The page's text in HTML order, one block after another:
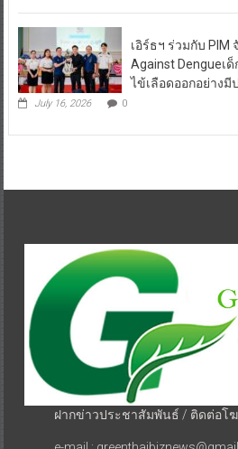
เอิร์ธฯ ร่วมกับ PIM
Against Dengueเ
ไข้เลือดออกอย่าง
July 16, 2026 0
ฝากข่าวประชาสัมพันธ์ / ติดต่อโ